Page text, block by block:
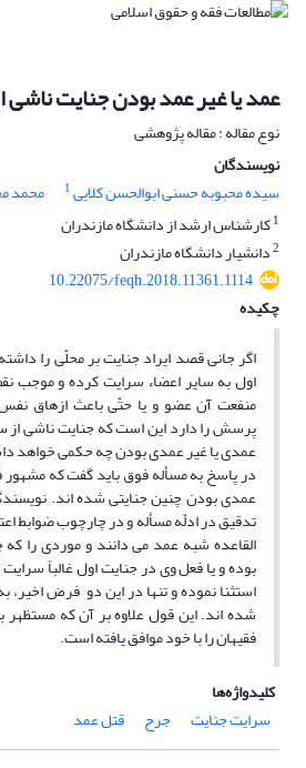
عمد یا غیر عمد بودن جنایت
نوع مقاله : مقاله پژوهشی
نویسندگان
سیده محبوبه حسنی ابوالحسن کلایی1 محمد
1کارشناس ارشد از دانشگاه مازندران
2دانشیار دانشگاه مازندران
10.22075/feqh.2018.11361.1114
چکیده
اگر جانی قصد ایراد جنایت بر محلّی را
اول به سایر اعضاء سرایت کرده و موجب
منفعت آن عضو و یا حتّی باعث ازهاق
پرسش را دارد این است که جنایت ناشی از
عمدی یا غیر عمدی بودن چه حکمی خواهد
در پاسخ به مسأله فوق باید گفت که مشهور
عمدی بودن چنین جنایتی شده اند.
تدقیق در ادلّه مسأله و در چارچوب ضوابط
القاعده شبه عمد می­ دانند و موردی را
بوده و یا فعل وی در جنایت اول غالباً
استثنا نموده و تنها در این دو فرض
شده­ اند. این قول علاوه بر آن ­که مستظهر
فقیهان را با خود موافق یافته است.
کلیدواژه‌ها
سرایت جنایت
جرح قتل عمد